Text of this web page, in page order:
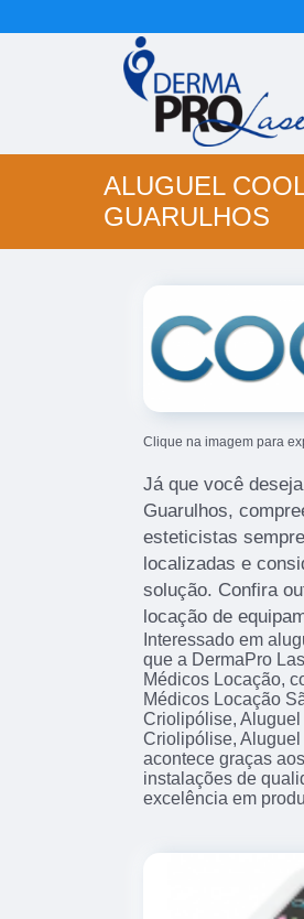
ALUGUEL
GUARULHOS
Clique na imagem para
Já que você
Guarulhos,
esteticistas
localizadas e
solução. Confira
locação de
Interessado em
que a DermaPro
Médicos Locação,
Médicos Locação
Criolipólise,
Criolipólise,
acontece graças
instalações de
excelência em